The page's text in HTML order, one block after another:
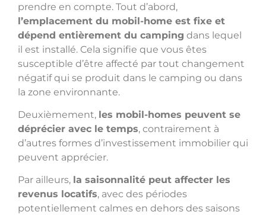
prendre en compte. Tout d’abord,
l’emplacement du mobil-home est fixe et
dépend entièrement du camping dans lequel
il est installé. Cela signifie que vous êtes
susceptible d’être affecté par tout changement
négatif qui se produit dans le camping ou dans
la zone environnante.
Deuxièmement, les mobil-homes peuvent se
déprécier avec le temps, contrairement à
d’autres formes d’investissement immobilier qui
peuvent apprécier.
Par ailleurs, la saisonnalité peut affecter les
revenus locatifs, avec des périodes
potentiellement calmes en dehors des saisons